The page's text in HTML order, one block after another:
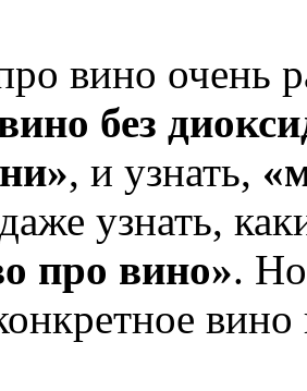
вино очень
без
, и узнать,
узнать,
про вино».